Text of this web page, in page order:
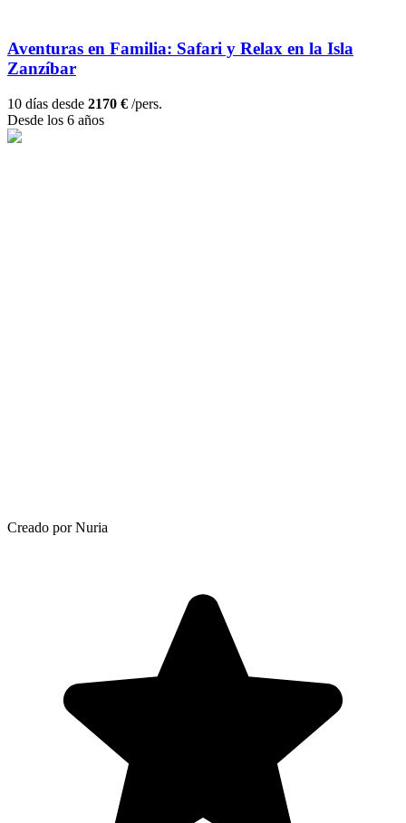
Aventuras en Familia: Safari y Relax en la Isla
Zanzíbar
10 días desde 2170 € /pers.
Desde los 6 años
Creado por Nuria